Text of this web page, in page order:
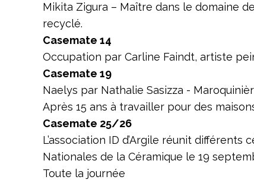
Mikita Zigura – Maître dans le domaine
recyclé.
Casemate 14
Occupation par Carline Faindt, artiste
Casemate 19
Naelys par Nathalie Sasizza -
Après 15 ans à travailler pour des
Casemate 25/26
L’association ID d’Argile réunit
Nationales de la Céramique le 19
Toute la journée